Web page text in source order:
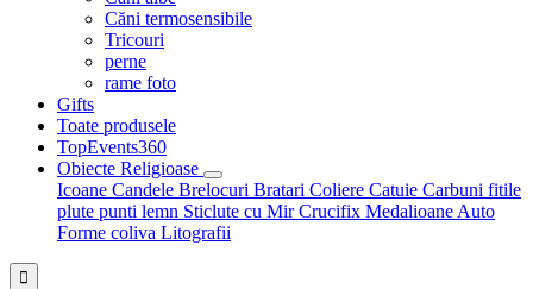
Căni termosensibile
Tricouri
perne
rame foto
Gifts
Toate produsele
TopEvents360
Obiecte Religioase
Icoane Candele Brelocuri Bratari Coliere Catuie Carbuni fitile
plute punti lemn Sticlute cu MirCrucifix Medalioane Auto
Forme coliva Litografii
